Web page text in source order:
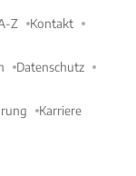
Z Kontakt
Datenschutz
Karriere